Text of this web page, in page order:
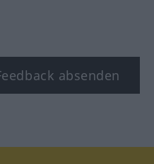
absenden